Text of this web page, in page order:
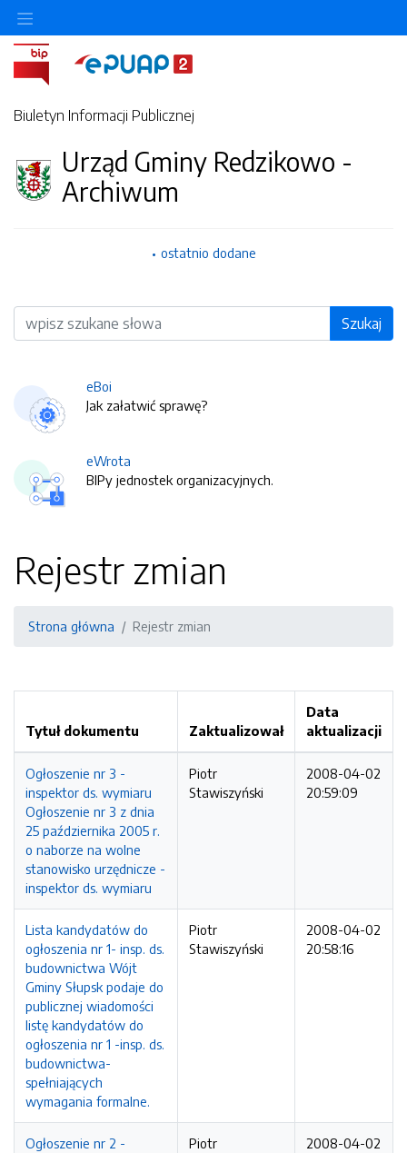
Biuletyn Informacji Publicznej
Urząd Gminy Redzikowo -
Archiwum
ostatnio dodane
Wyszukiwarka Szukaj
eBoi
Jak załatwić sprawę?
eWrota
BIPy jednostek organizacyjnych.
Rejestr zmian
Strona główna Rejestr zmian
Tytuł dokumentu Zaktualizował
Data
aktualizacji
Ogłoszenie nr 3 -
inspektor ds. wymiaru
Ogłoszenie nr 3 z dnia
25 października 2005 r.
o naborze na wolne
stanowisko urzędnicze -
inspektor ds. wymiaru
Piotr
Stawiszyński
2008-04-02
20:59:09
Lista kandydatów do
ogłoszenia nr 1- insp. ds.
budownictwa Wójt
Gminy Słupsk podaje do
publicznej wiadomości
listę kandydatów do
ogłoszenia nr 1 -insp. ds.
budownictwa-
spełniających
wymagania formalne.
Piotr
Stawiszyński
2008-04-02
20:58:16
Ogłoszenie nr 2 -
Piotr
2008-04-02